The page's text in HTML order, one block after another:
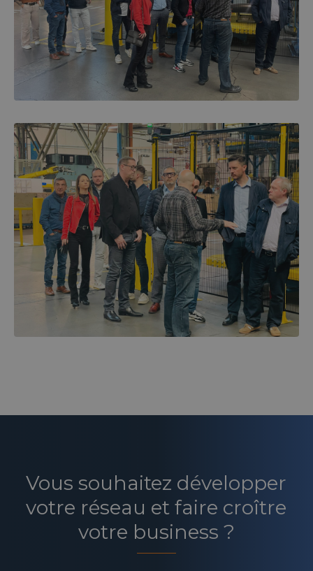
Vous souhaitez développer
votre réseau et faire croître
votre business ?